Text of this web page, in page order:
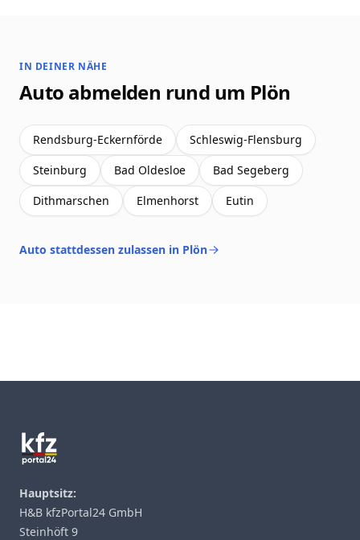
IN DEINER NÄHE
Auto abmelden rund um Plön
Rendsburg-Eckernförde
Schleswig-Flensburg
Steinburg
Bad Oldesloe
Bad Segeberg
Dithmarschen
Elmenhorst Eutin
Auto stattdessen zulassen in Plön
Hauptsitz:
H&B kfzPortal24 GmbH
Steinhöft 9